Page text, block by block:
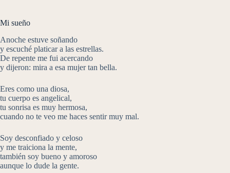
Mi sueño
Anoche estuve soñando
y escuché platicar a las estrellas.
De repente me fui acercando
y dijeron: mira a esa mujer tan bella.
Eres como una diosa,
tu cuerpo es angelical,
tu sonrisa es muy hermosa,
cuando no te veo me haces sentir muy mal.
Soy desconfiado y celoso
y me traiciona la mente,
también soy bueno y amoroso
aunque lo dude la gente.